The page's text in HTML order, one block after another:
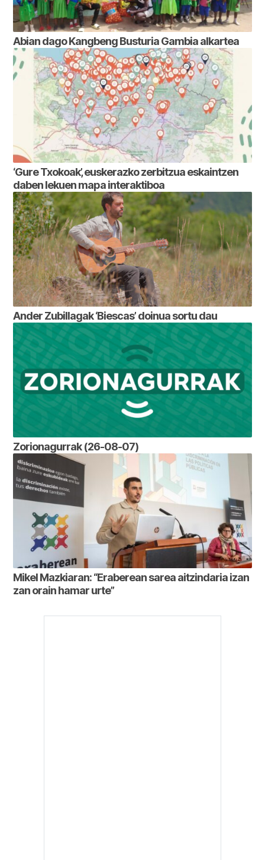
Abian dago Kangbeng Busturia Gambia alkartea
‘Gure Txokoak’, euskerazko zerbitzua eskaintzen
daben lekuen mapa interaktiboa
Ander Zubillagak ‘Biescas’ doinua sortu dau
Zorionagurrak (26-08-07)
Mikel Mazkiaran: “Eraberean sarea aitzindaria izan
zan orain hamar urte”